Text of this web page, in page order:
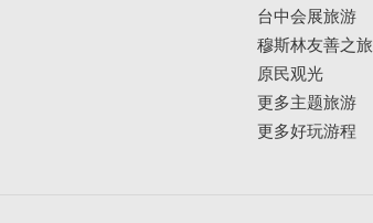
台中会展旅游
穆斯林友善之旅
原民观光
更多主题旅游
更多好玩游程